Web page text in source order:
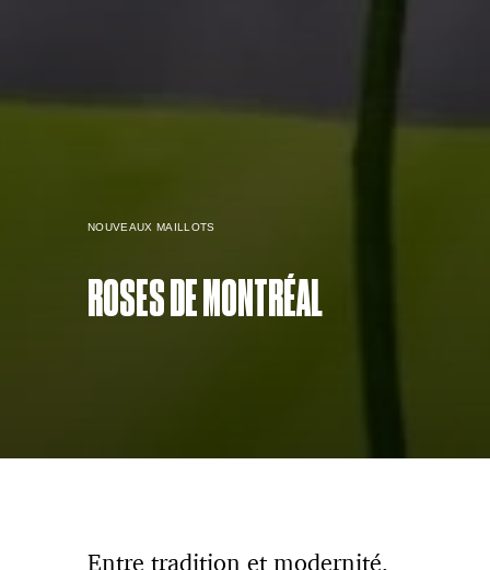
NOUVEAUX MAILLOTS
ROSES DE MONTRÉAL
Entre tradition et modernité,